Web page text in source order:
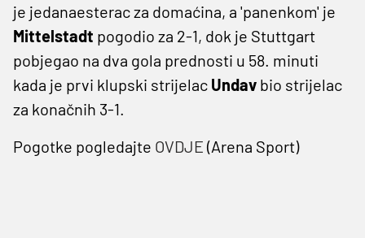
je jedanaesterac za domaćina, a 'panenkom' je
Mittelstadt pogodio za 2-1, dok je Stuttgart
pobjegao na dva gola prednosti u 58. minuti
kada je prvi klupski strijelac Undav bio strijelac
za konačnih 3-1.
Pogotke pogledajte OVDJE (Arena Sport)